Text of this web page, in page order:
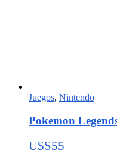
Juegos, Nintendo
Pokemon
U$S55